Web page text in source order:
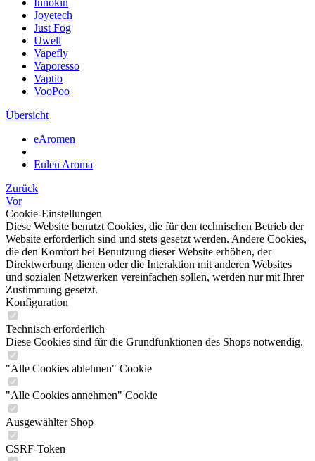
Innokin
Joyetech
Just Fog
Uwell
Vapefly
Vaporesso
Vaptio
VooPoo
Übersicht
eAromen
Eulen Aroma
Zurück
Vor
Cookie-Einstellungen
Diese Website benutzt Cookies, die für den technischen Betrieb der
Website erforderlich sind und stets gesetzt werden. Andere Cookies,
die den Komfort bei Benutzung dieser Website erhöhen, der
Direktwerbung dienen oder die Interaktion mit anderen Websites
und sozialen Netzwerken vereinfachen sollen, werden nur mit Ihrer
Zustimmung gesetzt.
Konfiguration
Technisch erforderlich
Diese Cookies sind für die Grundfunktionen des Shops notwendig.
"Alle Cookies ablehnen" Cookie
"Alle Cookies annehmen" Cookie
Ausgewählter Shop
CSRF-Token